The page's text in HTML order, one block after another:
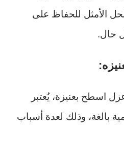
الأمثل للحفاظ على
حال.
اسطح بعنيزة، يُعتبر
بالغة، وذلك لعدة أسباب